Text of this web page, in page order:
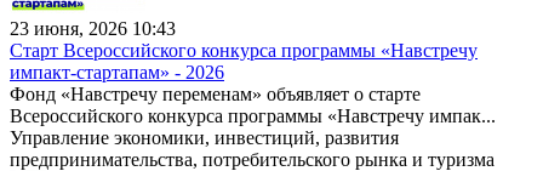
23 июня, 2026 10:43
Старт Всероссийского конкурса программы «Навстречу
импакт-стартапам» - 2026
Фонд «Навстречу переменам» объявляет о старте
Всероссийского конкурса программы «Навстречу импак...
Управление экономики, инвестиций, развития
предпринимательства, потребительского рынка и туризма